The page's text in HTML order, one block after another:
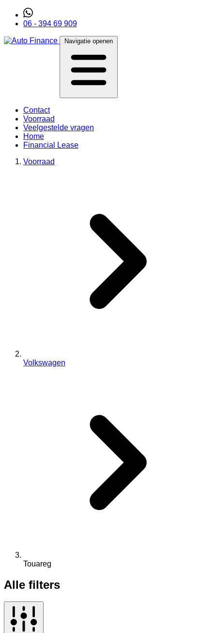
06 - 394 69 909
Navigatie openen
Contact
Voorraad
Veelgestelde vragen
Home
Financial Lease
Voorraad
Volkswagen
Touareg
Alle filters